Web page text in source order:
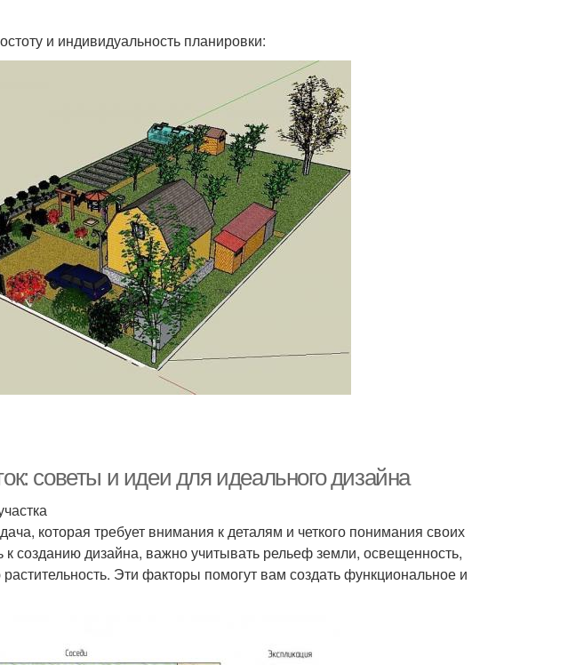
и индивидуальность планировки:
советы и идеи для идеального дизайна
которая требует внимания к деталям и четкого понимания своих
созданию дизайна, важно учитывать рельеф земли, освещенность,
Эти факторы помогут вам создать функциональное и